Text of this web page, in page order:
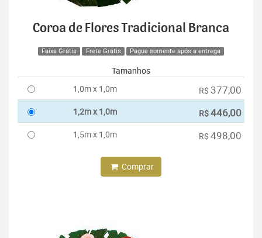
Coroa de Flores Tradicional Branca
Faixa Grátis Frete Grátis Pague somente após a entrega
Tamanhos
1,0m x 1,0m
R$ 377,00
1,2m x 1,0m R$446,00
1,5m x 1,0m R$ 498,00
Comprar